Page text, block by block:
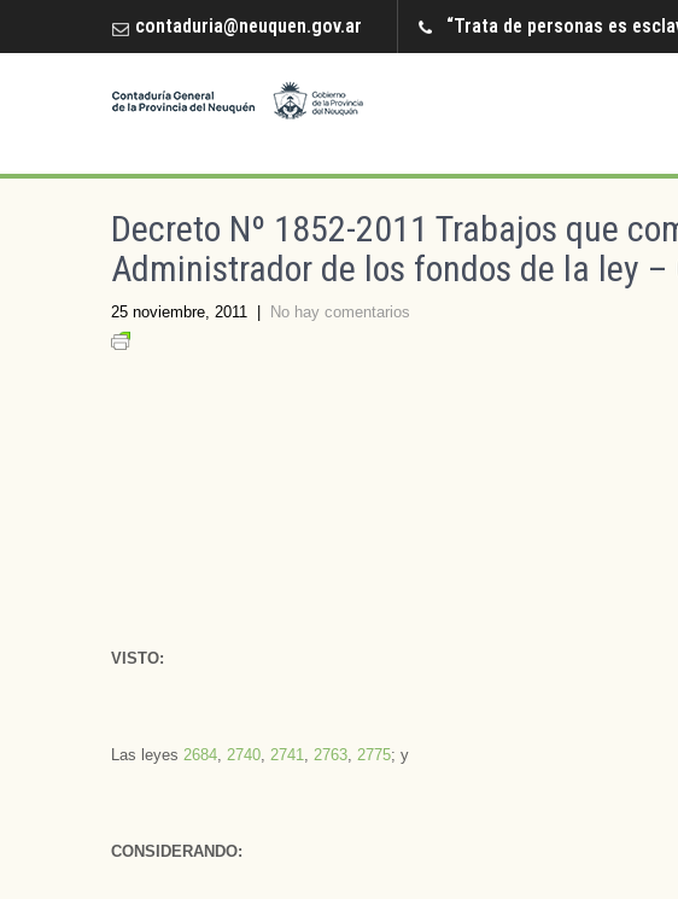
contaduria@neuquen.gov.ar “Trata de personas es
Decreto Nº 1852-2011 Trabajos que
Administrador de los fondos de la ley –
25 noviembre, 2011 No hay comentarios
VISTO:
Las leyes 2684, 2740, 2741, 2763, 2775; y
CONSIDERANDO: